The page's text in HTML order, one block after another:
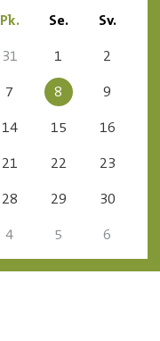
Pk. Se.
Sv.
31 1
2
7 8
9
14 15
16
21 22
23
28 29
30
4 5 6